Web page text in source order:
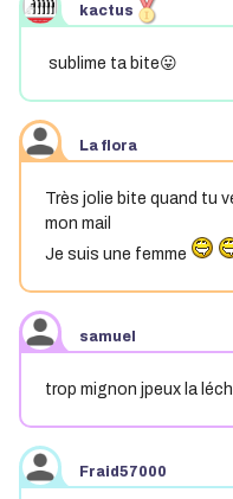
kactus
sublime ta bite😛
La flora
Très jolie bite quand tu
mon mail
Je suis une femme
samuel
trop mignon jpeux la
Fraid57000